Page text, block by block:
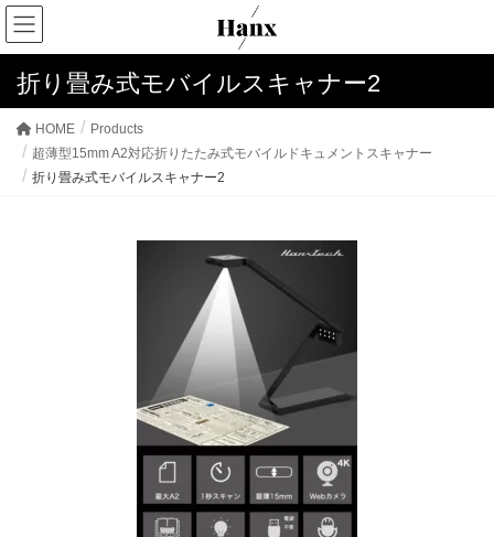
折り畳み式モバイルスキャナー2
HOME
Products
超薄型15mm A2対応折りたたみ式モバイルドキュメントスキャナー
折り畳み式モバイルスキャナー2